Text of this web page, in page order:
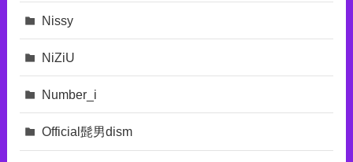
Nissy
NiZiU
Number_i
Official髭男dism